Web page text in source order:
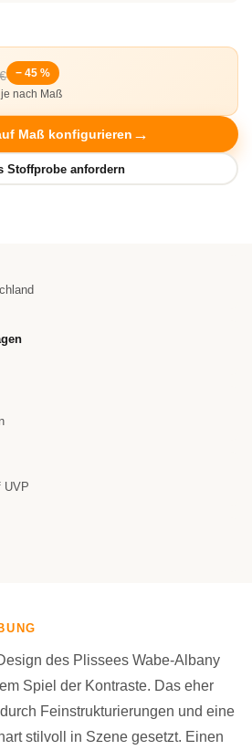
− 45 %
nach Maß
Maß konfigurieren
UVP
des Plissees Wabe-Albany
Spiel der Kontraste. Das eher
Feinstrukturierungen und eine
stilvoll in Szene gesetzt. Einen